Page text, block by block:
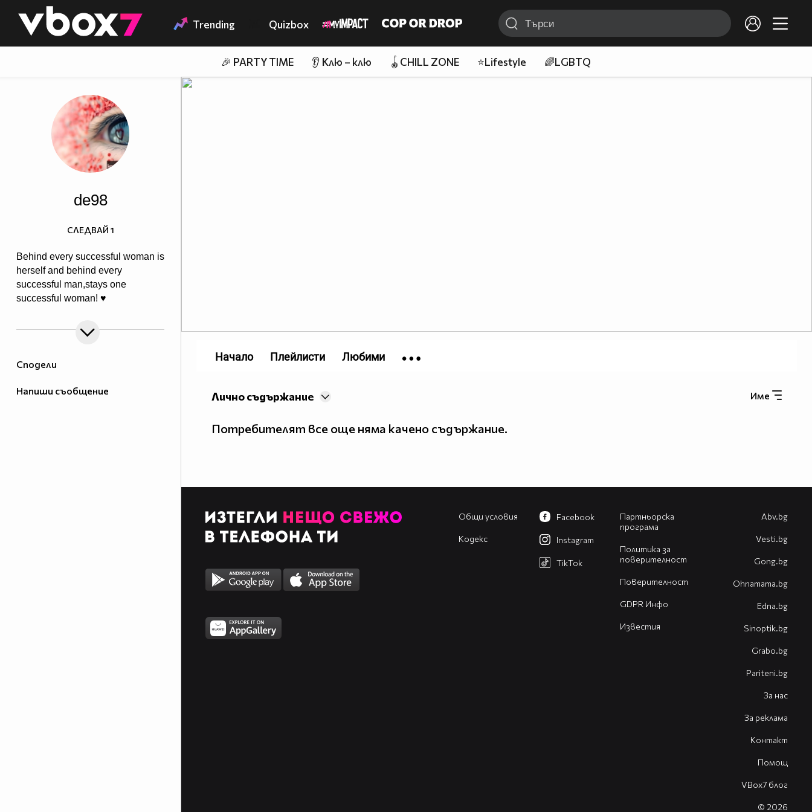
👾 Trending Quizbox
🎉 PARTY TIME 👂 Клю – клю 🪀CHILL ZONE ⭐Lifestyle 🌈LGBTQ
Сподели
Напиши съобщение
de98
Behind every successful woman is
herself and behind every
successful man,stays one
successful woman! ♥
СЛЕДВАЙ 1
Име
Лично съдържание
Потребителят все още няма качено съдържание.
Начало Плейлисти Любими
Общи условия
Кодекс
Партньорска
програма
Политика за
поверителност
Поверителност
GDPR Инфо
Известия
Facebook
Instagram
TikTok
Abv.bg
Vesti.bg
Gong.bg
Оhnamama.bg
Edna.bg
Sinoptik.bg
Grabo.bg
Pariteni.bg
За нас
За реклама
Контакт
Помощ
VBox7 блог
© 2026